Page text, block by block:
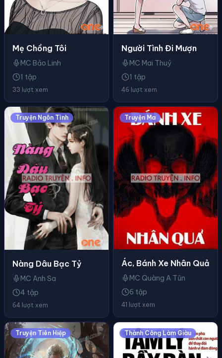
Mẹ Chồng Tôi
MC Bảo Linh
1 tập
33 lượt xem
Người Tình Đi Mượn
MC Mai Thuỷ
1 tập
46 lượt xem
Truyện Ngôn Tình
Nàng Dâu Bạc Tỷ
MC Anh Sa
4 tập
64 lượt xem
Truyện Ma
Ác, Bánh Xe Nhân Quả
MC Quàng A Tũn
6 tập
41 lượt xem
Truyện Tiên Hiệp Thành Công Làm Giàu